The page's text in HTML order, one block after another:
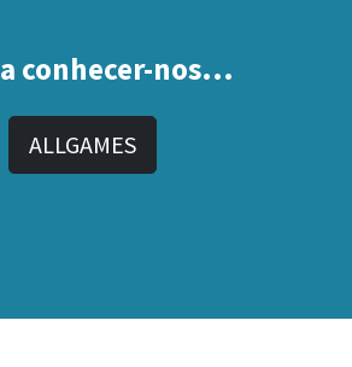
conhecer-nos...
ALLGAMES